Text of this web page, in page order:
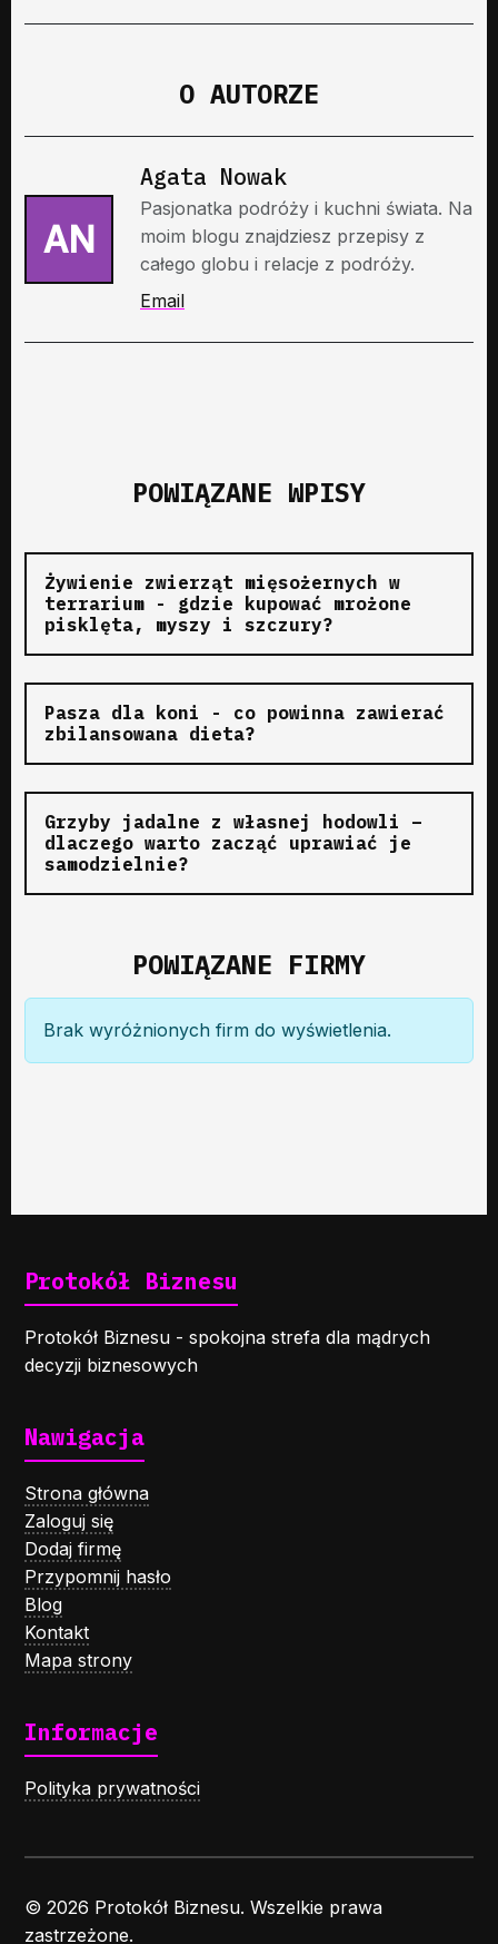
O AUTORZE
AN
Agata Nowak
Pasjonatka podróży i kuchni świata. Na
moim blogu znajdziesz przepisy z
całego globu i relacje z podróży.
Email
POWIĄZANE WPISY
Żywienie zwierząt mięsożernych w
terrarium - gdzie kupować mrożone
pisklęta, myszy i szczury?
Pasza dla koni - co powinna zawierać
zbilansowana dieta?
Grzyby jadalne z własnej hodowli –
dlaczego warto zacząć uprawiać je
samodzielnie?
POWIĄZANE FIRMY
Brak wyróżnionych firm do wyświetlenia.
Protokół Biznesu
Protokół Biznesu - spokojna strefa dla mądrych
decyzji biznesowych
Nawigacja
Strona główna
Zaloguj się
Dodaj firmę
Przypomnij hasło
Blog
Kontakt
Mapa strony
Informacje
Polityka prywatności
© 2026 Protokół Biznesu. Wszelkie prawa
zastrzeżone.